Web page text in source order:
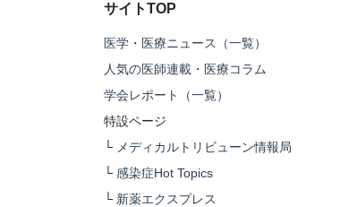
サイトTOP
医学・医療ニュース（一覧）
人気の医師連載・医療コラム
学会レポート（一覧）
特設ページ
└ メディカルトリビューン情報局
└ 感染症Hot Topics
└ 新薬エクスプレス